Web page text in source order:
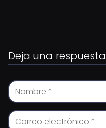
Deja una respuesta